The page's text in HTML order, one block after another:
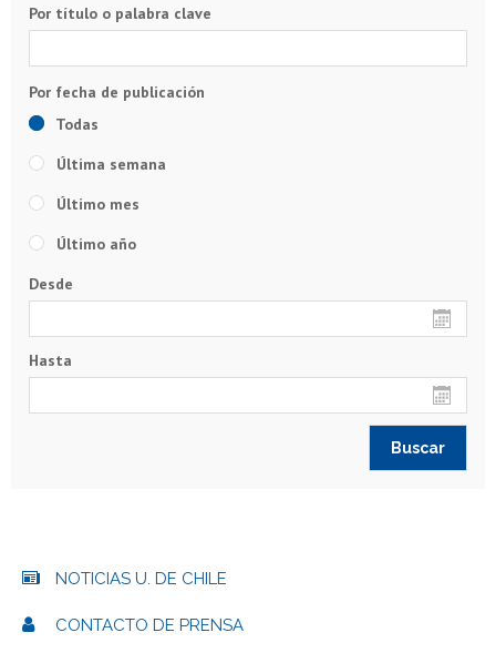
Por título o palabra clave
Todas
Última semana
Último mes
Último año
Desde
Hasta
NOTICIAS U. DE CHILE
CONTACTO DE PRENSA